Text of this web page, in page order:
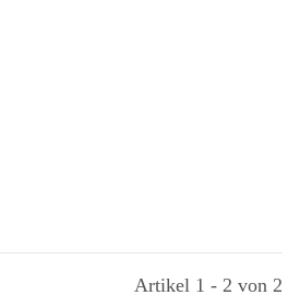
Artikel 1 - 2 von 2